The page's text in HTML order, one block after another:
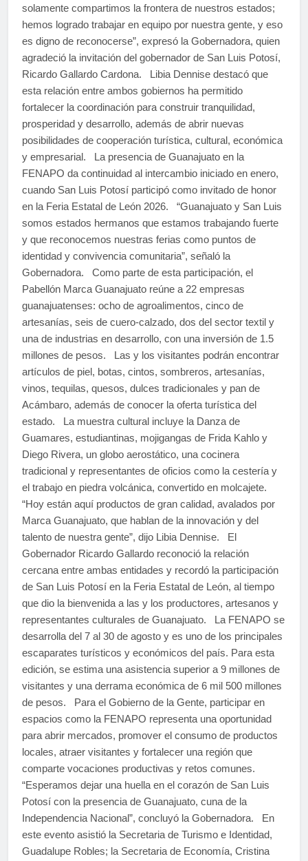
solamente compartimos la frontera de nuestros estados;
hemos logrado trabajar en equipo por nuestra gente, y eso
es digno de reconocerse”, expresó la Gobernadora, quien
agradeció la invitación del gobernador de San Luis Potosí,
Ricardo Gallardo Cardona. Libia Dennise destacó que
esta relación entre ambos gobiernos ha permitido
fortalecer la coordinación para construir tranquilidad,
prosperidad y desarrollo, además de abrir nuevas
posibilidades de cooperación turística, cultural, económica
y empresarial. La presencia de Guanajuato en la
FENAPO da continuidad al intercambio iniciado en enero,
cuando San Luis Potosí participó como invitado de honor
en la Feria Estatal de León 2026. “Guanajuato y San Luis
somos estados hermanos que estamos trabajando fuerte
y que reconocemos nuestras ferias como puntos de
identidad y convivencia comunitaria”, señaló la
Gobernadora. Como parte de esta participación, el
Pabellón Marca Guanajuato reúne a 22 empresas
guanajuatenses: ocho de agroalimentos, cinco de
artesanías, seis de cuero-calzado, dos del sector textil y
una de industrias en desarrollo, con una inversión de 1.5
millones de pesos. Las y los visitantes podrán encontrar
artículos de piel, botas, cintos, sombreros, artesanías,
vinos, tequilas, quesos, dulces tradicionales y pan de
Acámbaro, además de conocer la oferta turística del
estado. La muestra cultural incluye la Danza de
Guamares, estudiantinas, mojigangas de Frida Kahlo y
Diego Rivera, un globo aerostático, una cocinera
tradicional y representantes de oficios como la cestería y
el trabajo en piedra volcánica, convertido en molcajete.
“Hoy están aquí productos de gran calidad, avalados por
Marca Guanajuato, que hablan de la innovación y del
talento de nuestra gente”, dijo Libia Dennise. El
Gobernador Ricardo Gallardo reconoció la relación
cercana entre ambas entidades y recordó la participación
de San Luis Potosí en la Feria Estatal de León, al tiempo
que dio la bienvenida a las y los productores, artesanos y
representantes culturales de Guanajuato. La FENAPO se
desarrolla del 7 al 30 de agosto y es uno de los principales
escaparates turísticos y económicos del país. Para esta
edición, se estima una asistencia superior a 9 millones de
visitantes y una derrama económica de 6 mil 500 millones
de pesos. Para el Gobierno de la Gente, participar en
espacios como la FENAPO representa una oportunidad
para abrir mercados, promover el consumo de productos
locales, atraer visitantes y fortalecer una región que
comparte vocaciones productivas y retos comunes.
“Esperamos dejar una huella en el corazón de San Luis
Potosí con la presencia de Guanajuato, cuna de la
Independencia Nacional”, concluyó la Gobernadora. En
este evento asistió la Secretaria de Turismo e Identidad,
Guadalupe Robles; la Secretaria de Economía, Cristina